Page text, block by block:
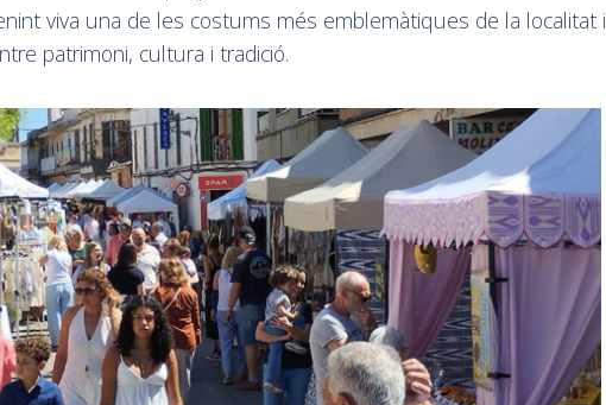
viva una de les costums més emblemàtiques de la localitat i
patrimoni, cultura i tradició.